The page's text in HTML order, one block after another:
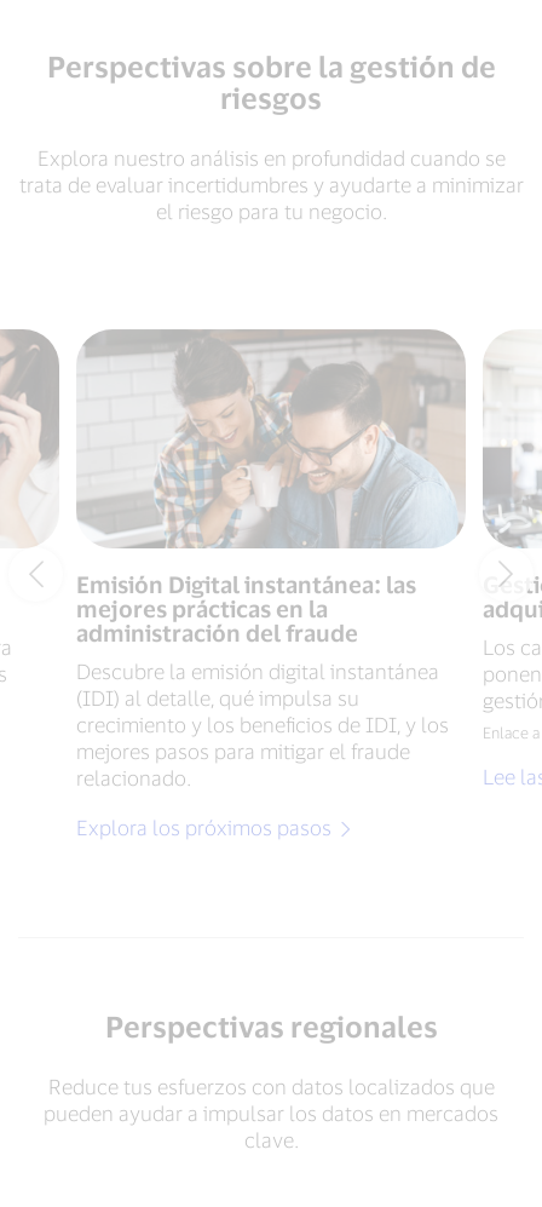
Perspectivas sobre la gestión de
riesgos
Explora nuestro análisis en profundidad cuando se
trata de evaluar incertidumbres y ayudarte a minimizar
el riesgo para tu negocio.
Emisión Digital instantánea: las
mejores prácticas en la
administración del fraude
Descubre la emisión digital instantánea
(IDI) al detalle, qué impulsa su
crecimiento y los beneficios de IDI, y los
mejores pasos para mitigar el fraude
relacionado.
Explora los próximos pasos
Los
Enlace
Lee
Perspectivas regionales
Reduce tus esfuerzos con datos localizados que
pueden ayudar a impulsar los datos en mercados
clave.